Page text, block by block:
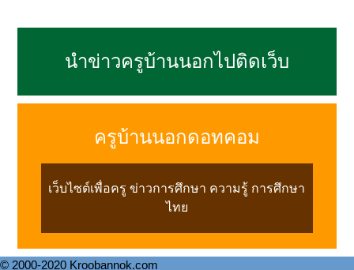
นำข่าวครูบ้านนอกไปติดเว็บ
ครูบ้านนอกดอทคอม
เว็บไซต์เพื่อครู ข่าวการศึกษา ความรู้ การศึกษา
ไทย
© 2000-2020 Kroobannok.com